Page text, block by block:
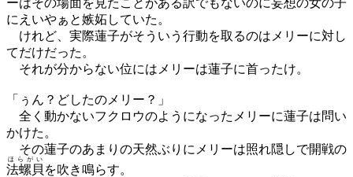
ーはその場面を見たことがある訳でもないのに妄想の女の子
にえいやぁと嫉妬していた。
けれど、実際蓮子がそういう行動を取るのはメリーに対し
てだけだった。
それが分からない位にはメリーは蓮子に首ったけ。
「ぅん？どしたのメリー？」
全く動かないフクロウのようになったメリーに蓮子は問い
かけた。
その蓮子のあまりの天然ぶりにメリーは照れ隠しで開戦の
法螺貝
ほらがい
を吹き鳴らす。